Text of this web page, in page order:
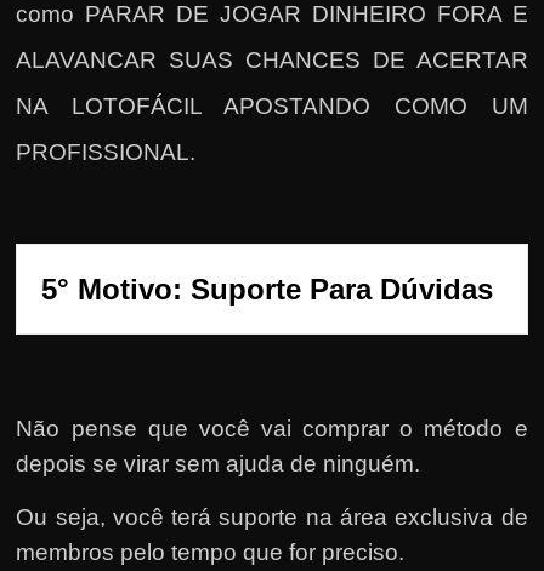
como PARAR DE JOGAR DINHEIRO FORA E
ALAVANCAR SUAS CHANCES DE ACERTAR
NA LOTOFÁCIL APOSTANDO COMO UM
PROFISSIONAL.
5° Motivo: Suporte Para Dúvidas
Não pense que você vai comprar o método e
depois se virar sem ajuda de ninguém.
Ou seja, você terá suporte na área exclusiva de
membros pelo tempo que for preciso.